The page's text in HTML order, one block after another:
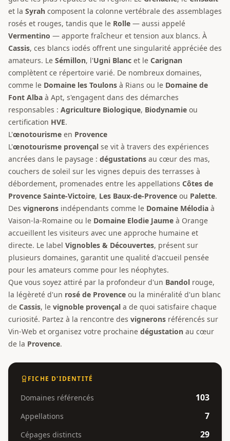
et la Syrah composent la colonne vertébrale des assemblages
rosés et rouges, tandis que le Rolle — aussi appelé
Vermentino — apporte fraîcheur et tension aux blancs. À
Cassis, ces blancs iodés offrent une singularité appréciée des
amateurs. Le Sémillon, l'Ugni Blanc et le Carignan
complètent ce répertoire varié. De nombreux domaines,
comme le Domaine les Toulons à Rians ou le Domaine de
Font Alba à Apt, s'engagent dans des démarches
responsables : Agriculture Biologique, Biodynamie ou
certification HVE.
L'œnotourisme en Provence
L'œnotourisme provençal se vit à travers des expériences
ancrées dans le paysage : dégustations au cœur des mas,
couchers de soleil sur les vignes depuis des terrasses à
débordement, promenades entre les appellations Côtes de
Provence Sainte-Victoire, Les Baux-de-Provence ou Palette.
Des vignerons indépendants comme le Domaine Mélodia à
Vaison-la-Romaine ou le Domaine Elodie Jaume à Orange
accueillent les visiteurs avec une approche humaine et
directe. Le label Vignobles & Découvertes, présent sur
plusieurs domaines, garantit une qualité d'accueil pensée
pour les amateurs comme pour les néophytes.
Que vous soyez attiré par la profondeur d'un Bandol rouge,
la légèreté d'un rosé de Provence ou la minéralité d'un blanc
de Cassis, le vignoble provençal a de quoi satisfaire chaque
curiosité. Partez à la rencontre des vignerons référencés sur
Vin-Web et organisez votre prochaine dégustation au cœur
de la Provence.
FICHE D'IDENTITÉ
Domaines référencés 103
Appellations 7
Cépages distincts 29